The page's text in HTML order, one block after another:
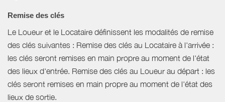
Remise des clés
Le Loueur et le Locataire définissent les modalités de remise
des clés suivantes : Remise des clés au Locataire à l'arrivée :
les clés seront remises en main propre au moment de l'état
des lieux d'entrée. Remise des clés au Loueur au départ : les
clés seront remises en main propre au moment de l'état des
lieux de sortie.